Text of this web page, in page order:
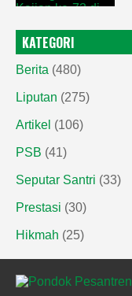
KATEGORI
Berita (480)
Liputan (275)
Artikel (106)
PSB (41)
Seputar Santri (33)
Prestasi (30)
Hikmah (25)